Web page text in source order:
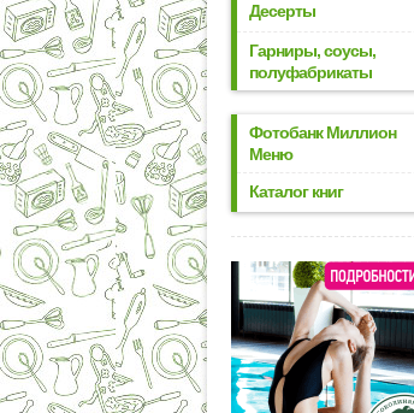
Десерты
Гарниры, соусы,
полуфабрикаты
Фотобанк Миллион
Меню
Каталог книг